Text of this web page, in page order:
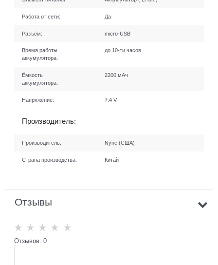
Работа от сети: Да
Разъём: micro-USB
Время работы
аккумулятора:
до 10-ти часов
Ёмкость
аккумулятора:
2200 мАч
Напряжение: 7.4 V
Производитель:
Производитель: Nyne (США)
Страна производства: Китай
Отзывы
Отзывов: 0